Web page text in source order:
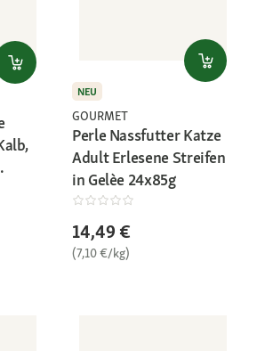
NEU
GOURMET
Perle Nassfutter Katze
Adult Erlesene Streifen
in Gelèe 24x85g
14,49 €
(7,10 €/kg)